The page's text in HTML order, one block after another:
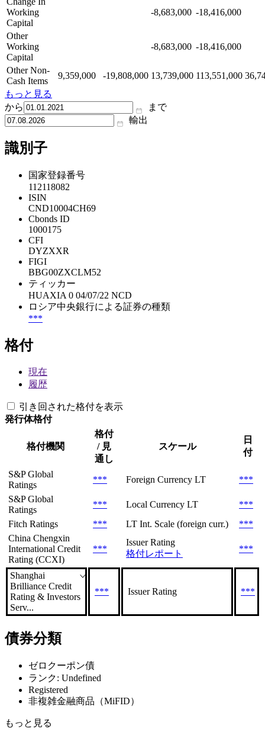
Working
Capital
-8,683,000 -18,416,000
Other
Working
Capital
-8,683,000 -18,416,000
Other Non-
Cash Items
9,359,000 -19,808,000 13,739,000 113,551,000
もっと見る
から
まで
輸出
識別子
国家登録番号
112118082
ISIN
CND10004CH69
Cbonds ID
1000175
CFI
DYZXXR
FIGI
BBG00ZXCLM52
ティッカー
HUAXIA 0 04/07/22 NCD
ロシア中央銀行による証券の種類
***
格付
現在
履歴
引き回された格付を表示
発行体格付
格付機関
格付
/ 見
通し
スケール
日
付
S&P Global
Ratings
*** Foreign Currency LT
***
S&P Global
Ratings
*** Local Currency LT
***
Fitch Ratings
*** LT Int. Scale (foreign curr.)
***
China Chengxin
International Credit
Rating (CCXI)
***
Issuer Rating
格付レポート
***
Shanghai
Brilliance Credit
Rating & Investors
Serv...
*** Issuer Rating ***
債券分類
ゼロクーポン債
ランク: Undefined
Registered
非複雑金融商品（MiFID）
もっと見る